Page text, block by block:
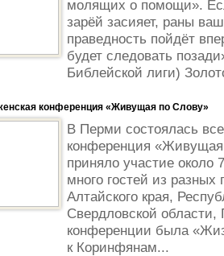
молящих о помощи».
зарёй засияет, раны
праведность пойдёт
будет следовать
Библейской лиги)
конференция «Живущая по Слову»
В Перми состоялась
конференция
приняло участие около
много гостей из разных
Алтайского края,
Свердловской
конференции была
к Коринфянам...